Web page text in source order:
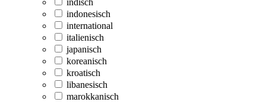
indonesisch
international
italienisch
japanisch
koreanisch
kroatisch
libanesisch
marokkanisch